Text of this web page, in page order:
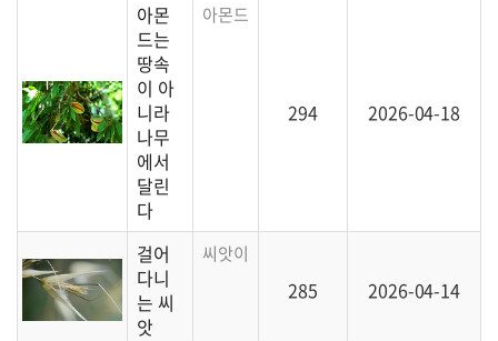
아몬
드는
땅속
이 아
니라
나무
에서
달린
다
아몬드는 땅콩 같이 땅에서 열리는 게 아니
294 2026-04-18
걸어
다니
는 씨
앗
씨앗이 걸어다닐 수 있다니! 신기하고 놀라
285 2026-04-14